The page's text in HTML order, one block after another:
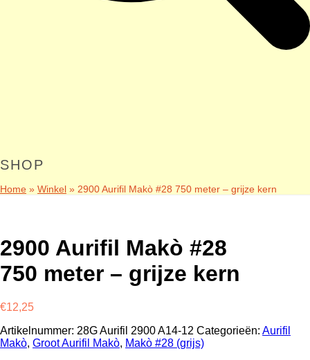
SHOP
Home » Winkel » 2900 Aurifil Makò #28 750 meter – grijze kern
2900 Aurifil Makò #28
750 meter – grijze kern
€12,25
Artikelnummer: 28G Aurifil 2900 A14-12 Categorieën: Aurifil
Makò, Groot Aurifil Makò, Makò #28 (grijs)